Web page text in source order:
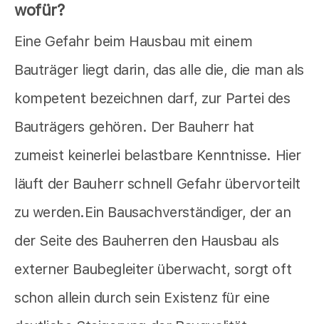
wofür?
Eine Gefahr beim Hausbau mit einem
Bauträger liegt darin, das alle die, die man als
kompetent bezeichnen darf, zur Partei des
Bauträgers gehören. Der Bauherr hat
zumeist keinerlei belastbare Kenntnisse. Hier
läuft der Bauherr schnell Gefahr übervorteilt
zu werden.Ein Bausachverständiger, der an
der Seite des Bauherren den Hausbau als
externer Baubegleiter überwacht, sorgt oft
schon allein durch sein Existenz für eine